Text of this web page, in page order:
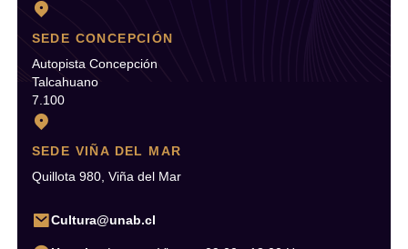
SEDE CONCEPCIÓN
Autopista Concepción
Talcahuano
7.100
SEDE VIÑA DEL MAR
Quillota 980, Viña del Mar
Cultura@unab.cl